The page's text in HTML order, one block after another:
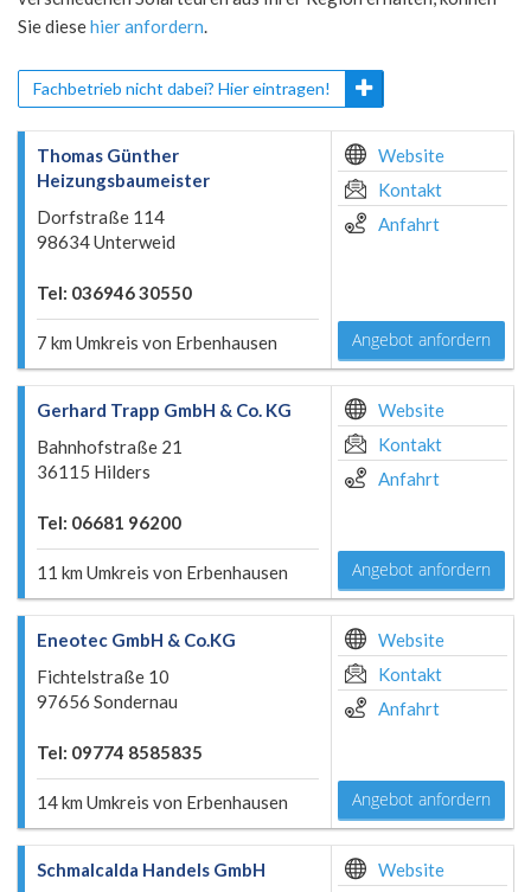
Sie diesehier anfordern.
Fachbetrieb nicht dabei? Hier eintragen!
Thomas Günther
Heizungsbaumeister
Dorfstraße 114
98634 Unterweid
Tel: 036946 30550
7 km Umkreis von Erbenhausen
Website
Kontakt
Anfahrt
Angebot anfordern
Gerhard Trapp GmbH & Co. KG
Bahnhofstraße 21
36115 Hilders
Tel: 06681 96200
11 km Umkreis von Erbenhausen
Website
Kontakt
Anfahrt
Angebot anfordern
Eneotec GmbH & Co.KG
Fichtelstraße 10
97656 Sondernau
Tel: 09774 8585835
14 km Umkreis von Erbenhausen
Website
Kontakt
Anfahrt
Angebot anfordern
Schmalcalda Handels GmbH
Website